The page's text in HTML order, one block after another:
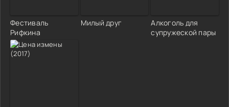
Фестиваль
Рифкина
Милый друг
Алкоголь для
супружеской пары